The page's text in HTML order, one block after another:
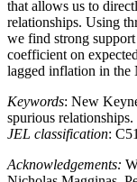
that allows us to
relationships. Using
we find strong
coefficient on
lagged inflation in the
Keywords: New
spurious relationships.
JEL classification:
Acknowledgements: